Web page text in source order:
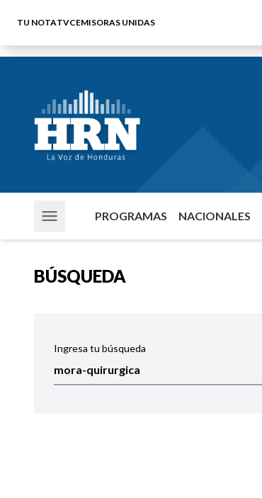
TU NOTATVCEMISORAS UNIDAS
PROGRAMAS NACIONALES
BÚSQUEDA
Ingresa tu búsqueda